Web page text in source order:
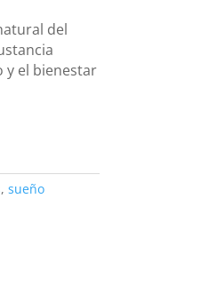
del
y el bienestar
, sueño